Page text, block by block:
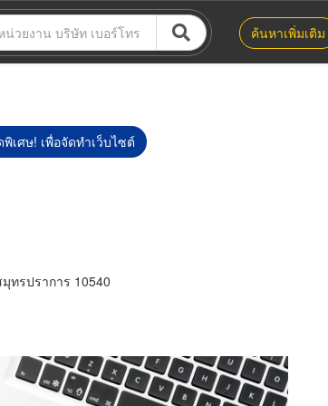
ค้นหาเพิ่มเติม
เศษ! เพื่อจัดทำเว็บไซต์
ทรปราการ 10540